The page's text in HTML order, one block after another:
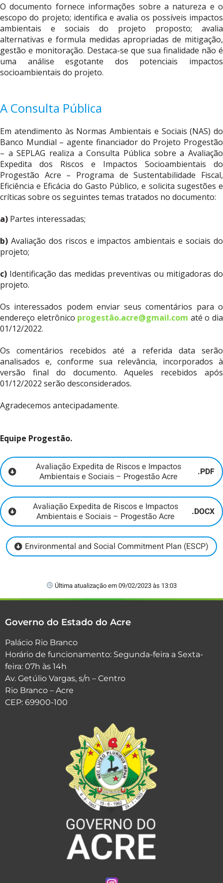
O documento fornece informações sobre a natureza e o
escopo do projeto; identifica e avalia os possíveis impactos
ambientais e sociais do projeto proposto; avalia
alternativas e formula medidas apropriadas de mitigação,
gestão e monitoração. Destaca-se que sua finalidade não é
uma análise esgotante dos potenciais impactos
socioambientais do projeto.
A Consulta Pública
Em atendimento às Normas Ambientais e Sociais (NAS) do
Banco Mundial – agente financiador do Projeto Progestão
– a SEPLAG realiza a Consulta Pública sobre a Avaliação
Expedita dos Riscos e Impactos Socioambientais do
Progestão Acre – Programa de Sustentabilidade Fiscal,
Eficiência e Eficácia do Gasto Público, e solicita sugestões e
críticas sobre os seguintes temas tratados no documento:
a) Partes interessadas;
b) Avaliação dos riscos e impactos ambientais e sociais do
projeto;
c) Identificação das medidas preventivas ou mitigadoras do
projeto.
Os interessados podem enviar seus comentários para o
endereço eletrônico progestão.acre@gmail.com até o dia
01/12/2022.
Os comentários recebidos até a referida data serão
analisados e, conforme sua relevância, incorporados à
versão final do documento. Aqueles recebidos após
01/12/2022 serão desconsiderados.
Agradecemos antecipadamente.
Equipe Progestão.
Avaliação Expedita de Riscos e Impactos
Ambientais e Sociais – Progestão Acre
.PDF
Avaliação Expedita de Riscos e Impactos
Ambientais e Sociais – Progestão Acre
.DOCX
Environmental and Social Commitment Plan (ESCP)
Última atualização em 09/02/2023 às 13:03
Governo do Estado do Acre
Palácio Rio Branco
Horário de funcionamento: Segunda-feira a Sexta-
feira: 07h às 14h
Av. Getúlio Vargas, s/n – Centro
Rio Branco – Acre
CEP: 69900-100